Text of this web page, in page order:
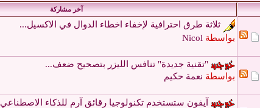
آخر مشاركة
ثلاثة طرق احترافية لإخفاء اخطاء الدوال في الاكسيل...
بواسطة Nicol
"تقنية جديدة" تنافس الليزر بتصحيح ضعف...
بواسطة نعمة حكيم
آيفون ستستخدم تكنولوجيا رقائق آرم للذكاء الاصطناعي